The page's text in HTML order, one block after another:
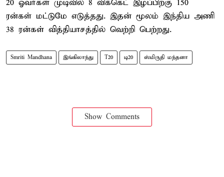
20 ஓவர்கள் முடிவில் 8 விக்கெட் இழப்பிற்கு 150
ரன்கள் மட்டுமே எடுத்தது. இதன் மூலம் இந்திய அணி
38 ரன்கள் வித்தியாசத்தில் வெற்றி பெற்றது.
Smriti Mandhana இங்கிலாந்து T20 டி20 ஸ்மிருதி மந்தனா
Show Comments